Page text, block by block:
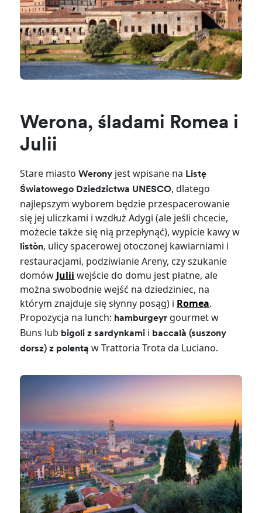
Werona, śladami Romea i
Julii
Stare miastoWerony jest wpisane na Listę
Światowego Dziedzictwa UNESCO, dlatego
najlepszym wyborem będzie przespacerowanie
się jej uliczkami i wzdłuż Adygi (ale jeśli chcecie,
możecie także się nią przepłynąć), wypicie kawy w
listòn, ulicy spacerowej otoczonej kawiarniami i
restauracjami, podziwianie Areny, czy szukanie
domów Julii wejście do domu jest płatne, ale
można swobodnie wejść na dziedziniec, na
którym znajduje się słynny posąg) i Romea.
Propozycja na lunch: hamburgeyr gourmet w
Buns lub bigoli z sardynkami i baccalà (suszony
dorsz) z polentą w Trattoria Trota da Luciano.